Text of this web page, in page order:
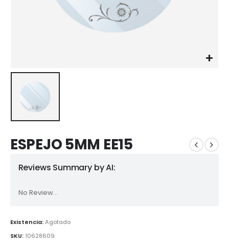
ESPEJO 5MM EE15
Reviews Summary by AI:
No Review...
Existencia:Agotado
SKU: 10628609